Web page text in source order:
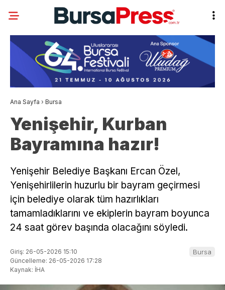
Ana Sayfa › Bursa
Yenişehir, Kurban
Bayramına hazır!
Yenişehir Belediye Başkanı Ercan Özel,
Yenişehirlilerin huzurlu bir bayram geçirmesi
için belediye olarak tüm hazırlıkları
tamamladıklarını ve ekiplerin bayram boyunca
24 saat görev başında olacağını söyledi.
Giriş: 26-05-2026 15:10
Güncelleme: 26-05-2026 17:28
Kaynak: İHA
Bursa